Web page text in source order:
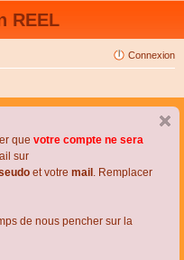
REEL
Connexion
que votre compte ne sera
sur
et votre mail . Remplacer
de nous pencher sur la